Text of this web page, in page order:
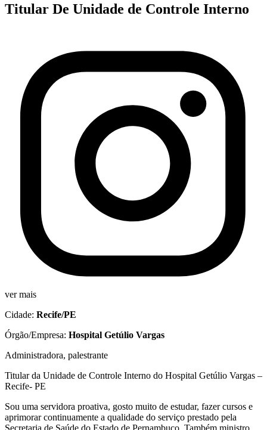
Titular De Unidade de Controle Interno
ver mais
Cidade: Recife/PE
Órgão/Empresa: Hospital Getúlio Vargas
Administradora, palestrante
Titular da Unidade de Controle Interno do Hospital Getúlio Vargas –
Recife- PE
Sou uma servidora proativa, gosto muito de estudar, fazer cursos e
aprimorar continuamente a qualidade do serviço prestado pela
Secretaria de Saúde do Estado de Pernambuco. Também ministro